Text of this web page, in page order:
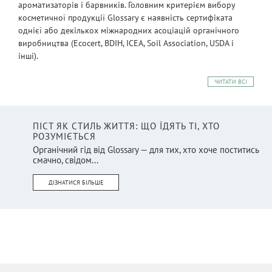
ароматизаторів і барвників. Головним критерієм вибору
косметичної продукції Glossary є наявність сертифіката
однієї або декількох міжнародних асоціацій органічного
виробництва (Ecocert, BDIH, ICEA, Soil Association, USDA і
інші).
ЧИТАТИ ВСІ
ПІСТ ЯК СТИЛЬ ЖИТТЯ: ЩО ЇДЯТЬ ТІ, ХТО
РОЗУМІЄТЬСЯ
Органічний гід від Glossary — для тих, хто хоче поститись
смачно, свідом...
ДІЗНАТИСЯ БІЛЬШЕ